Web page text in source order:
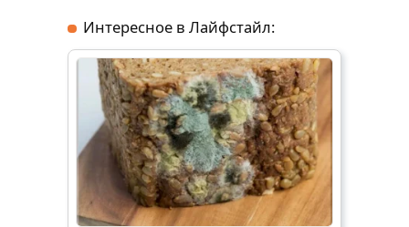
Интересное в Лайфстайл: